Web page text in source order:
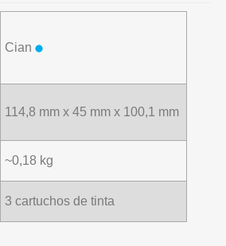
Cian
114,8 mm x 45 mm x 100,1 mm
~0,18 kg
3 cartuchos de tinta